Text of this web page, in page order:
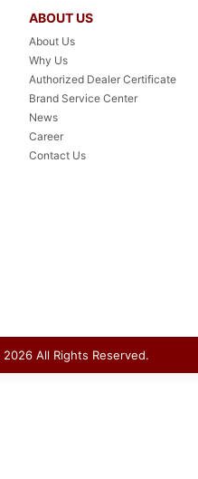
ABOUT US
About Us
Why Us
Authorized Dealer Certificate
Brand Service Center
News
Career
Contact Us
2026 All Rights Reserved.